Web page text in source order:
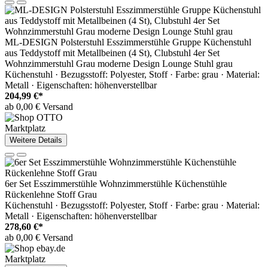
ML-DESIGN Polsterstuhl Esszimmerstühle Gruppe Küchenstuhl
aus Teddystoff mit Metallbeinen (4 St), Clubstuhl 4er Set
Wohnzimmerstuhl Grau moderne Design Lounge Stuhl grau
Küchenstuhl · Bezugsstoff: Polyester, Stoff · Farbe: grau · Material:
Metall · Eigenschaften: höhenverstellbar
204,99 €*
ab 0,00 € Versand
Marktplatz
Weitere Details
6er Set Esszimmerstühle Wohnzimmerstühle Küchenstühle
Rückenlehne Stoff Grau
Küchenstuhl · Bezugsstoff: Polyester, Stoff · Farbe: grau · Material:
Metall · Eigenschaften: höhenverstellbar
278,60 €*
ab 0,00 € Versand
Marktplatz